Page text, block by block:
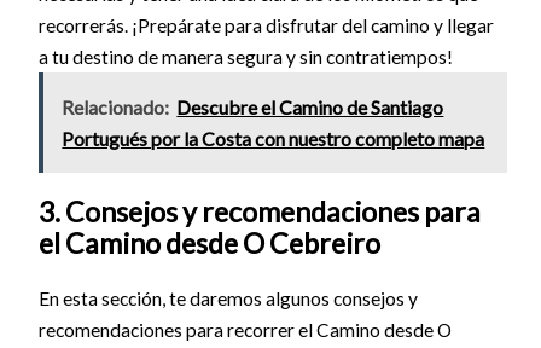
recorrerás. ¡Prepárate para disfrutar del camino y llegar
a tu destino de manera segura y sin contratiempos!
Relacionado: Descubre el Camino de Santiago
Portugués por la Costa con nuestro completo mapa
3. Consejos y recomendaciones para
el Camino desde O Cebreiro
En esta sección, te daremos algunos consejos y
recomendaciones para recorrer el Camino desde O